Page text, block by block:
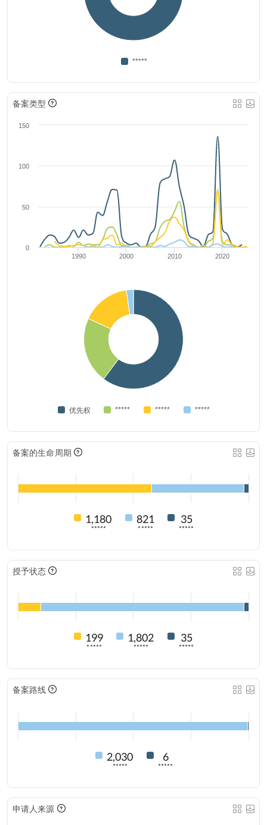
*****
备案类型
1990 2000 2010 2020
0
50
100
150
优先权 ***** ***** *****
备案的生命周期
1,180
*****
821
*****
35
*****
授予状态
199
*****
1,802
*****
35
*****
备案路线
2,030
*****
6
*****
申请人来源